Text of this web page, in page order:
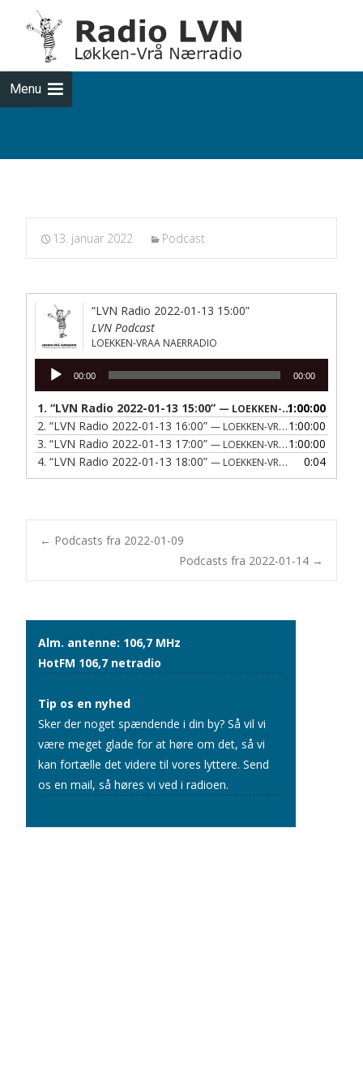
Menu
Podcasts fra 2022-01-13
13. januar 2022 Podcast
“LVN Radio 2022-01-13 15:00”
LVN Podcast
LOEKKEN-VRAA NAERRADIO
Lydafspiller
00:00 00:00
1. “LVN Radio 2022-01-13 15:00” — LOEKKEN-VRAA NAERRADIO 1:00:00
2. “LVN Radio 2022-01-13 16:00” — LOEKKEN-VRAA NAERRADIO
1:00:00
3. “LVN Radio 2022-01-13 17:00” — LOEKKEN-VRAA NAERRADIO
1:00:00
4. “LVN Radio 2022-01-13 18:00” — LOEKKEN-VRAA NAERRADIO 0:04
Post
← Podcasts fra 2022-01-09
Podcasts fra 2022-01-14 →
Alm. antenne: 106,7 MHz
HotFM 106,7 netradio
Tip os en nyhed
Sker der noget spændende i din by? Så vil vi
være meget glade for at høre om det, så vi
kan fortælle det videre til vores lyttere. Send
os en mail, så høres vi ved i radioen.